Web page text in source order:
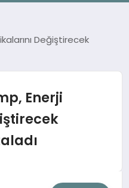
Değiştirecek
Enerji